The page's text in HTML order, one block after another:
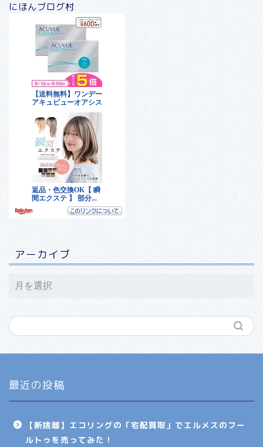
にほんブログ村
アーカイブ
最近の投稿
【断捨離】エコリングの「宅配買取」でエルメスのフー
ルトゥを売ってみた！